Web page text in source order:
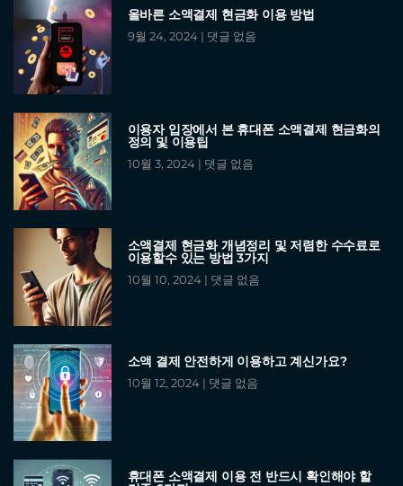
올바른 소액결제 현금화 이용 방법
9월 24, 2024 댓글 없음
이용자 입장에서 본 휴대폰 소액결제 현금화의
정의 및 이용팁
10월 3, 2024 댓글 없음
소액결제 현금화 개념정리 및 저렴한 수수료로
이용할수 있는 방법 3가지
10월 10, 2024 댓글 없음
소액 결제 안전하게 이용하고 계신가요?
10월 12, 2024 댓글 없음
휴대폰 소액결제 이용 전 반드시 확인해야 할